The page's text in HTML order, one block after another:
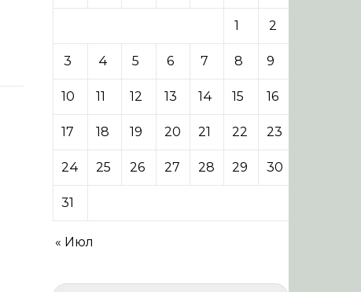
1 2
3 4 5 6 7 8 9
10 11 12 13 14 15 16
17 18 19 20 21 22 23
24 25 26 27 28 29 30
31
« Июл